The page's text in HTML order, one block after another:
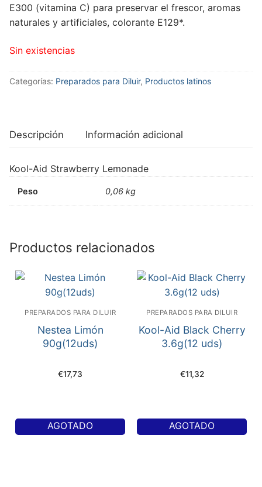
E300 (vitamina C) para preservar el frescor, aromas
naturales y artificiales, colorante E129*.
Sin existencias
Categorías: Preparados para Diluir, Productos latinos
Descripción Información adicional
Kool-Aid Strawberry Lemonade
Peso 0,06 kg
Productos relacionados
PREPARADOS PARA DILUIR
Nestea Limón
90g(12uds)
€17,73
AGOTADO
PREPARADOS PARA DILUIR
Kool-Aid Black Cherry
3.6g(12 uds)
€11,32
AGOTADO